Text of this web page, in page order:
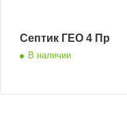
Септик ГЕО 4 Пр
В наличии